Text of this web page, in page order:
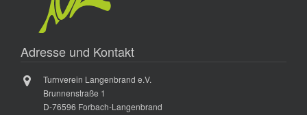
Adresse und Kontakt
Turnverein Langenbrand e.V.
Brunnenstraße 1
D-76596 Forbach-Langenbrand